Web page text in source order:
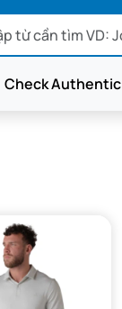
Check Authentic